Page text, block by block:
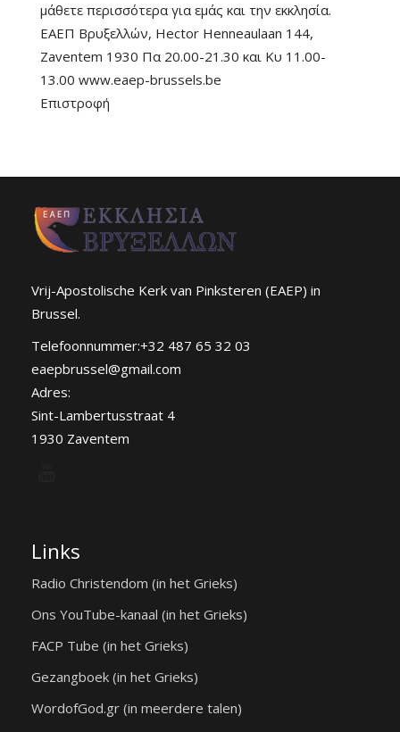
μάθετε περισσότερα για εμάς και την εκκλησία.
ΕΑΕΠ Βρυξελλών, Hector Henneaulaan 144,
Zaventem 1930 Πα 20.00-21.30 και Κυ 11.00-
13.00 www.eaep-brussels.be
Επιστροφή
Vrij-Apostolische Kerk van Pinksteren (EAEP) in
Brussel.
Telefoonnummer:+32 487 65 32 03
eaepbrussel@gmail.com
Adres:
Sint-Lambertusstraat 4
1930 Zaventem
Links
Radio Christendom (in het Grieks)
Ons YouTube-kanaal (in het Grieks)
FACP Tube (in het Grieks)
Gezangboek (in het Grieks)
WordofGod.gr (in meerdere talen)